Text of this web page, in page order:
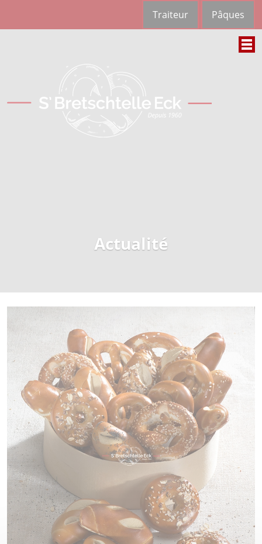
Traiteur Pâques
Actualité